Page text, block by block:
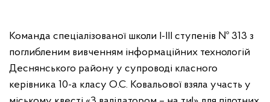
Команда спеціалізованої школи І-ІІІ ступенів № 313 з
поглибленим вивченням інформаційних технологій
Деснянського району у супроводі класного
керівника 10-а класу О.С. Ковальової взяла участь у